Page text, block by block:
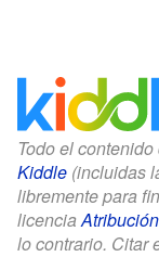
Todo el
Kiddle (incluidas
libremente para
licencia
lo contrario. Citar